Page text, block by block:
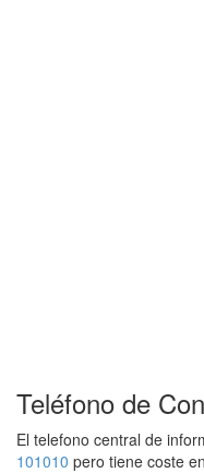
Teléfono de
El telefono central de
101010 pero tiene coste